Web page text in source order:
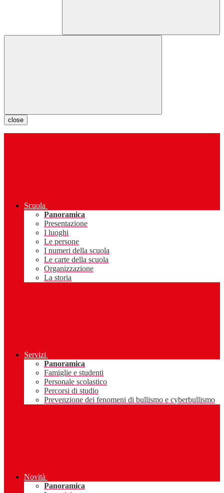
close
Scuola
Panoramica
Presentazione
I luoghi
Le persone
I numeri della scuola
Le carte della scuola
Organizzazione
La storia
Servizi
Panoramica
Famiglie e studenti
Personale scolastico
Percorsi di studio
Prevenzione dei fenomeni di bullismo e cyberbullismo
Novità
Panoramica